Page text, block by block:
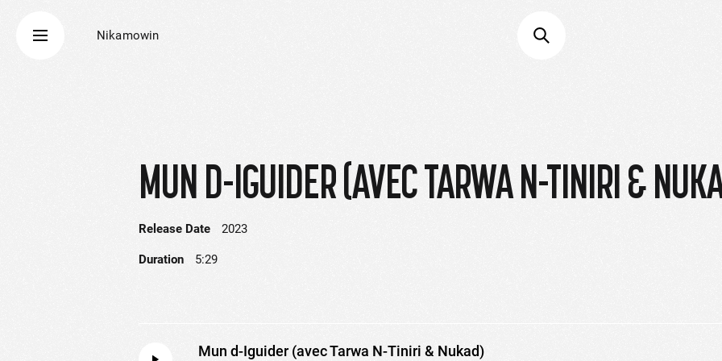
Nikamowin
MUN D-IGUIDER (AVEC TARWA N-TINIRI &
Release Date 2023
Duration 5:29
Mun d-Iguider (avec Tarwa N-Tiniri & Nukad)